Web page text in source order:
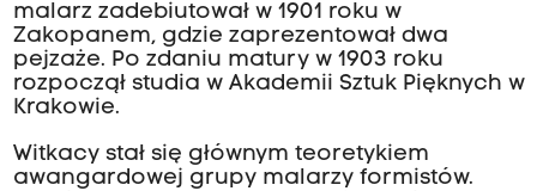
malarz zadebiutował w 1901 roku w
Zakopanem, gdzie zaprezentował dwa
pejzaże. Po zdaniu matury w 1903 roku
rozpoczął studia w Akademii Sztuk Pięknych w
Krakowie.
Witkacy stał się głównym teoretykiem
awangardowej grupy malarzy formistów.